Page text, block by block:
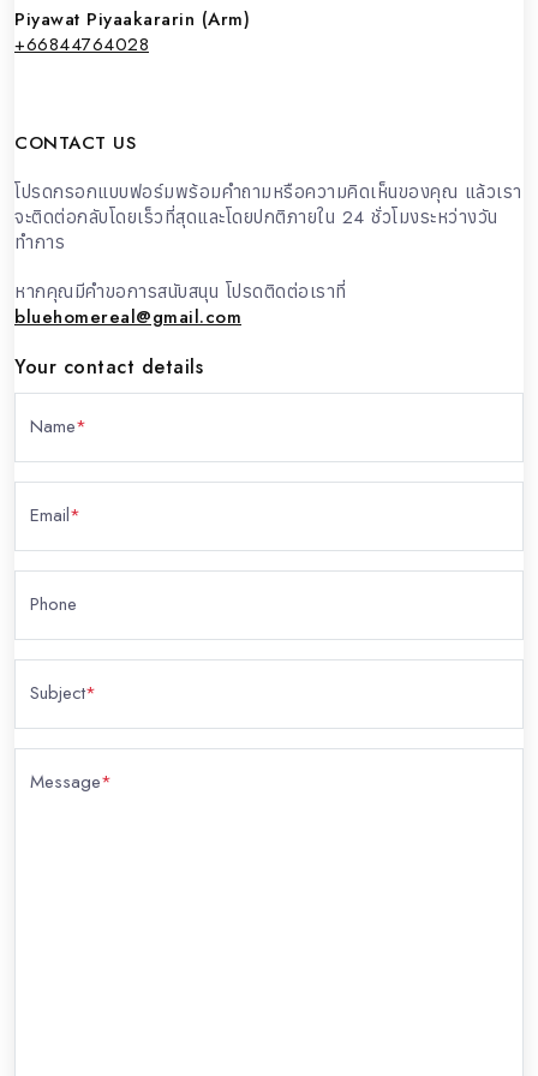
Piyawat Piyaakararin (Arm)
+66844764028
CONTACT US
โปรดกรอกแบบฟอร์มพร้อมคำถามหรือความคิดเห็นของคุณ แล้วเรา
จะติดต่อกลับโดยเร็วที่สุดและโดยปกติภายใน 24 ชั่วโมงระหว่างวัน
ทำการ
หากคุณมีคำขอการสนับสนุน โปรดติดต่อเราที่
bluehomereal@gmail.com
Your contact details
Name*
Email*
Phone
Subject*
Message*